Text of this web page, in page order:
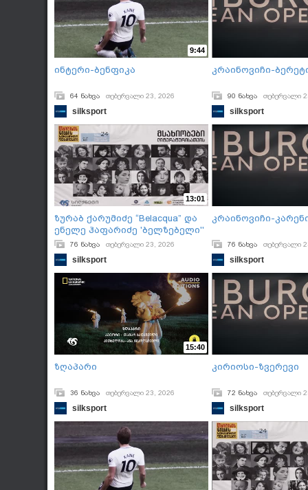
9:44
ინტერი-ბენფიკა
64 ნახვა თებერვალი 23, 2026
silksport
კრაინოვიჩი-
90 ნახვა თებერვალი
silksport
13:01
ზურაბ ქარუმიძე “Belacqua” და
ენელე ჰაფარიძე 'ბელზებელი''
76 ნახვა თებერვალი 23, 2026
silksport
კრაინოვიჩი-
76 ნახვა თებერვალი
silksport
15:40
ზღაპარი
36 ნახვა თებერვალი 23, 2026
silksport
კირიოსი-ზვერევი
72 ნახვა თებერვალი
silksport